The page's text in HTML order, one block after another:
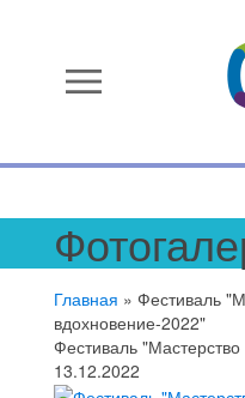
menu
Главная » Фестиваль
вдохновение-2022"
Фестиваль
13.12.2022